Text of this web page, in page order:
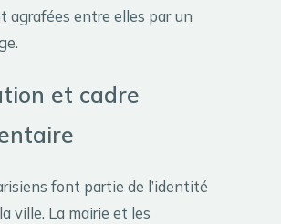
agrafées entre elles par un
et cadre
font partie de l’identité
ville. La mairie et les